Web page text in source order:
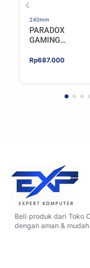
240mm
PARADOX
GAMING
ELIXIR 240 – AIO
Rp687.000
Beli produk dari Toko
dengan aman & mudah